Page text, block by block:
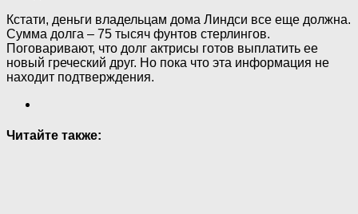
Кстати, деньги владельцам дома Линдси все еще должна.
Сумма долга – 75 тысяч фунтов стерлингов.
Поговаривают, что долг актрисы готов выплатить ее
новый греческий друг. Но пока что эта информация не
находит подтверждения.
Читайте также: